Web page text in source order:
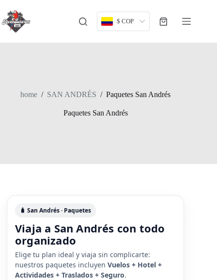
content
$ COP
Shopping
home / SAN ANDRÉS / Paquetes San Andrés
Paquetes San Andrés
🧳 San Andrés · Paquetes
Viaja a San Andrés con todo
organizado
Elige tu plan ideal y viaja sin complicarte:
nuestros paquetes incluyen Vuelos + Hotel +
Actividades + Traslados + Seguro.